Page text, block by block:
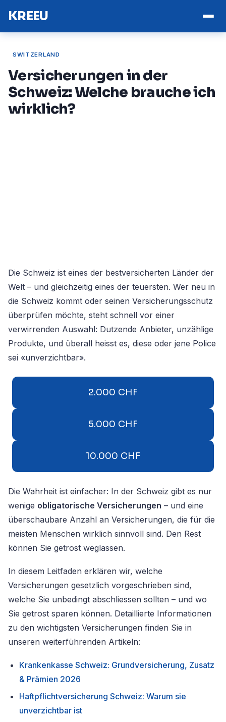
KREEU
SWITZERLAND
Versicherungen in der
Schweiz: Welche brauche ich
wirklich?
Die Schweiz ist eines der bestversicherten Länder der
Welt – und gleichzeitig eines der teuersten. Wer neu in
die Schweiz kommt oder seinen Versicherungsschutz
überprüfen möchte, steht schnell vor einer
verwirrenden Auswahl: Dutzende Anbieter, unzählige
Produkte, und überall heisst es, diese oder jene Police
sei «unverzichtbar».
2.000 CHF
5.000 CHF
10.000 CHF
Die Wahrheit ist einfacher: In der Schweiz gibt es nur
wenige obligatorische Versicherungen – und eine
überschaubare Anzahl an Versicherungen, die für die
meisten Menschen wirklich sinnvoll sind. Den Rest
können Sie getrost weglassen.
In diesem Leitfaden erklären wir, welche
Versicherungen gesetzlich vorgeschrieben sind,
welche Sie unbedingt abschliessen sollten – und wo
Sie getrost sparen können. Detaillierte Informationen
zu den wichtigsten Versicherungen finden Sie in
unseren weiterführenden Artikeln:
Krankenkasse Schweiz: Grundversicherung, Zusatz
& Prämien 2026
Haftpflichtversicherung Schweiz: Warum sie
unverzichtbar ist